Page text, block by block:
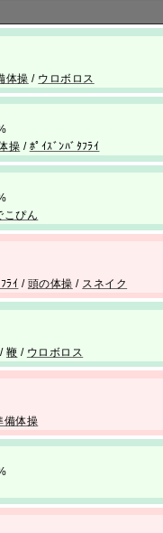
体操 / ウロボロス
操 / ﾎﾟｲｽﾞﾝﾊﾞﾀﾌﾗｲ
こぴん
ﾗｲ / 頭の体操 / スネイク
/ 鞭 / ウロボロス
備体操